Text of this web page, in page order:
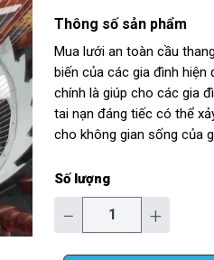
Thông số sản phẩm
Mua lưới an toàn cầu
biến của các gia đình hiện
chính là giúp cho các gia
tai nạn đáng tiếc có thể
cho không gian sống của
Số lượng
− +